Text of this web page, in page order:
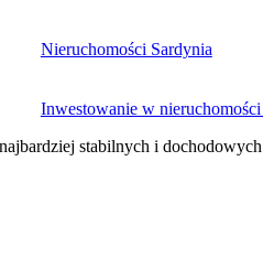
Nieruchomości Sardynia
Inwestowanie w nieruchomości
stabilnych i